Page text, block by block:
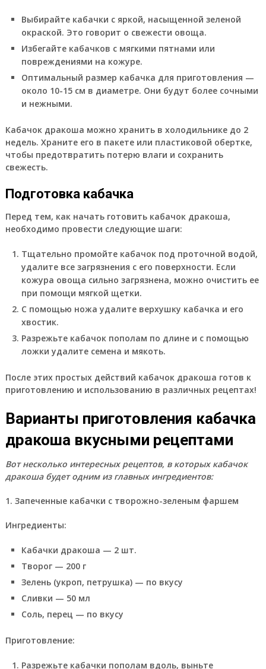
Выбирайте кабачки с яркой, насыщенной зеленой
окраской. Это говорит о свежести овоща.
Избегайте кабачков с мягкими пятнами или
повреждениями на кожуре.
Оптимальный размер кабачка для приготовления —
около 10-15 см в диаметре. Они будут более сочными
и нежными.
Кабачок дракоша можно хранить в холодильнике до 2
недель. Храните его в пакете или пластиковой обертке,
чтобы предотвратить потерю влаги и сохранить
свежесть.
Подготовка кабачка
Перед тем, как начать готовить кабачок дракоша,
необходимо провести следующие шаги:
Тщательно промойте кабачок под проточной водой,
удалите все загрязнения с его поверхности. Если
кожура овоща сильно загрязнена, можно очистить ее
при помощи мягкой щетки.
С помощью ножа удалите верхушку кабачка и его
хвостик.
Разрежьте кабачок пополам по длине и с помощью
ложки удалите семена и мякоть.
После этих простых действий кабачок дракоша готов к
приготовлению и использованию в различных рецептах!
Варианты приготовления кабачка
дракоша вкусными рецептами
Вот несколько интересных рецептов, в которых кабачок
дракоша будет одним из главных ингредиентов:
1. Запеченные кабачки с творожно-зеленым фаршем
Ингредиенты:
Кабачки дракоша — 2 шт.
Творог — 200 г
Зелень (укроп, петрушка) — по вкусу
Сливки — 50 мл
Соль, перец — по вкусу
Приготовление:
Разрежьте кабачки пополам вдоль, выньте